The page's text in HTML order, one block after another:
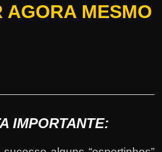
AGORA MESMO
IMPORTANTE: